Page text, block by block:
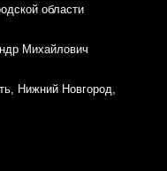
области
Михайлович
Нижний Новгород,